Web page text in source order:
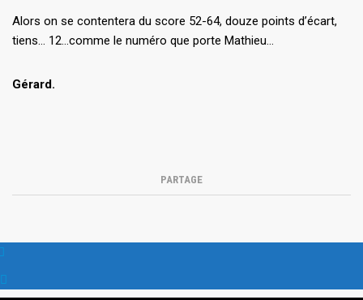
Alors on se contentera du score 52-64, douze points d’écart,
tiens… 12…comme le numéro que porte Mathieu…
Gérard.
PARTAGE